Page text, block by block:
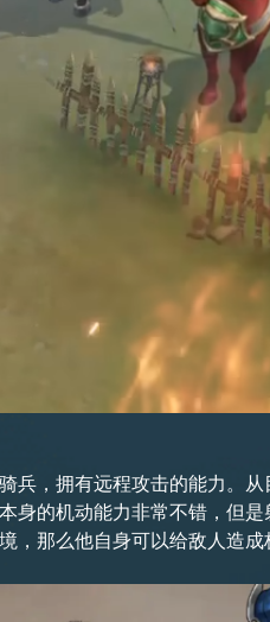
兵，拥有远程攻击的能力。
身的机动能力非常不错，但
，那么他自身可以给敌人造